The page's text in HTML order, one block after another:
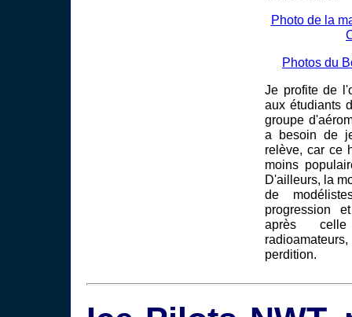
Photo de la
Photos du
Je profite de
aux étudiants
groupe
a besoin de
relève, car ce
moins
D'ailleurs, la
de
progression
après
perdition.